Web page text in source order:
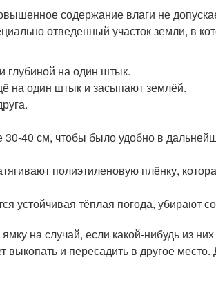
содержание влаги не
отведенный участок земли, в
глубиной на один штык.
на один штык и засыпают землёй.
40 см, чтобы было удобно в
полиэтиленовую плёнку,
устойчивая тёплая погода, убирают
на случай, если какой-нибудь из
и пересадить в другое место.